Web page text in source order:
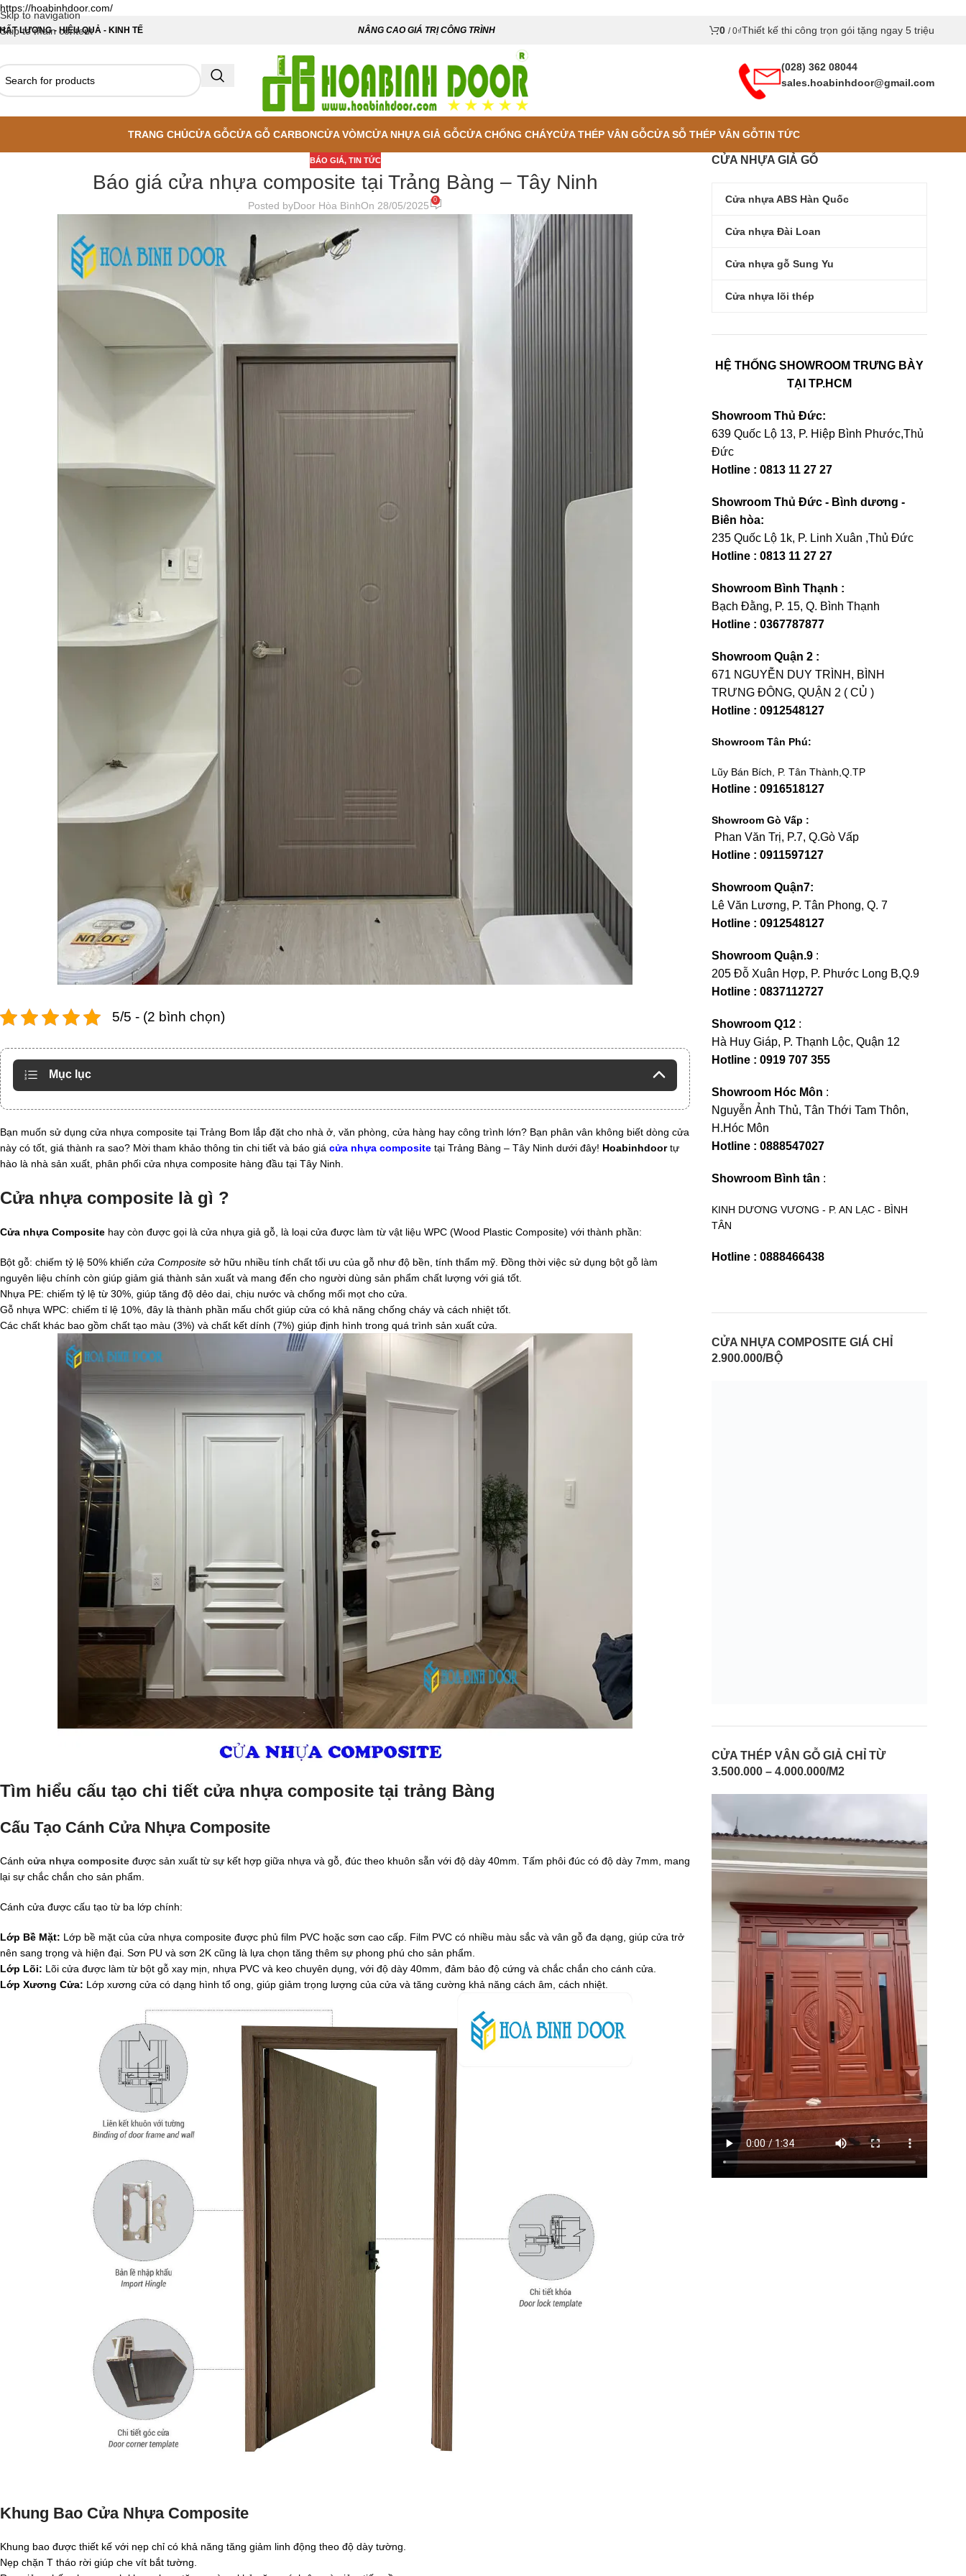
https://hoabinhdoor.com/
Skip to navigation
Skip to main content
LƯỢNG - HIỆU QUẢ - KINH TẾ NÂNG CAO GIÁ TRỊ CÔNG TRÌNH 0 / 0₫Thiết kế thi công trọn gói tặng ngay 5 triệu
(028) 362 08044
sales.hoabinhdoor@gmail.com
TRANG CHỦCỬA GỖCỬA GỖ CARBONCỬA VÒMCỬA NHỰA GIẢ GỖCỬA CHỐNG CHÁYCỬA THÉP VÂN GỖCỬA SỖ THÉP VÂN GỖTIN TỨC
BÁO GIÁ, TIN TỨC
Báo giá cửa nhựa composite tại Trảng Bàng – Tây Ninh
Posted byDoor Hòa BìnhOn 28/05/2025 0
5/5 - (2 bình chọn)
Mục lục
Bạn muốn sử dụng cửa nhựa composite tại Trảng Bom lắp đặt cho nhà ở, văn phòng, cửa hàng hay công trình lớn? Bạn phân vân không biết dòng cửa
này có tốt, giá thành ra sao? Mời tham khảo thông tin chi tiết và báo giá cửa nhựa composite tại Trảng Bàng – Tây Ninh dưới đây! Hoabinhdoortự
hào là nhà sản xuất, phân phối cửa nhựa composite hàng đầu tại Tây Ninh.
Cửa nhựa composite là gì ?
Cửa nhựa Composite hay còn được gọi là cửa nhựa giả gỗ, là loại cửa được làm từ vật liệu WPC (Wood Plastic Composite) với thành phần:
Bột gỗ: chiếm tỷ lệ 50% khiến cửa Composite sở hữu nhiều tính chất tối ưu của gỗ như độ bền, tính thẩm mỹ. Đồng thời việc sử dụng bột gỗ làm
nguyên liệu chính còn giúp giảm giá thành sản xuất và mang đến cho người dùng sản phẩm chất lượng với giá tốt.
Nhựa PE: chiếm tỷ lệ từ 30%, giúp tăng độ dẻo dai, chịu nước và chống mối mọt cho cửa.
Gỗ nhựa WPC: chiếm tỉ lệ 10%, đây là thành phần mấu chốt giúp cửa có khả năng chống cháy và cách nhiệt tốt.
Các chất khác bao gồm chất tạo màu (3%) và chất kết dính (7%) giúp định hình trong quá trình sản xuất cửa.
Tìm hiểu cấu tạo chi tiết cửa nhựa composite tại trảng Bàng
Cấu Tạo Cánh Cửa Nhựa Composite
Cánh cửa nhựa composite được sản xuất từ sự kết hợp giữa nhựa và gỗ, đúc theo khuôn sẵn với độ dày 40mm. Tấm phôi đúc có độ dày 7mm, mang
lại sự chắc chắn cho sản phẩm.
Cánh cửa được cấu tạo từ ba lớp chính:
Lớp Bề Mặt: Lớp bề mặt của cửa nhựa composite được phủ film PVC hoặc sơn cao cấp. Film PVC có nhiều màu sắc và vân gỗ đa dạng, giúp cửa trở
nên sang trọng và hiện đại. Sơn PU và sơn 2K cũng là lựa chọn tăng thêm sự phong phú cho sản phẩm.
Lớp Lõi: Lõi cửa được làm từ bột gỗ xay mịn, nhựa PVC và keo chuyên dụng, với độ dày 40mm, đảm bảo độ cứng và chắc chắn cho cánh cửa.
Lớp Xương Cửa: Lớp xương cửa có dạng hình tổ ong, giúp giảm trọng lượng của cửa và tăng cường khả năng cách âm, cách nhiệt.
Khung Bao Cửa Nhựa Composite
Khung bao được thiết kế với nẹp chỉ có khả năng tăng giảm linh động theo độ dày tường.
Nẹp chặn T tháo rời giúp che vít bắt tường.
CỬA NHỰA GIẢ GỖ
Cửa nhựa ABS Hàn Quốc
Cửa nhựa Đài Loan
Cửa nhựa gỗ Sung Yu
Cửa nhựa lõi thép
HỆ THỐNG SHOWROOM TRƯNG BÀY
TẠI TP.HCM
Showroom Thủ Đức:
639 Quốc Lộ 13, P. Hiệp Bình Phước,Thủ
Đức
Hotline : 0813 11 27 27
Showroom Thủ Đức - Bình dương -
Biên hòa:
235 Quốc Lộ 1k, P. Linh Xuân ,Thủ Đức
Hotline : 0813 11 27 27
Showroom Bình Thạnh :
Bạch Đằng, P. 15, Q. Bình Thạnh
Hotline : 0367787877
Showroom Quận 2 :
671 NGUYỄN DUY TRÌNH, BÌNH
TRƯNG ĐÔNG, QUẬN 2 ( CỦ )
Hotline : 0912548127
Showroom Tân Phú:
Lũy Bán Bích, P. Tân Thành,Q.TP
Hotline : 0916518127
Showroom Gò Vấp :
Phan Văn Trị, P.7, Q.Gò Vấp
Hotline : 0911597127
Showroom Quận7:
Lê Văn Lương, P. Tân Phong, Q. 7
Hotline : 0912548127
Showroom Quận.9 :
205 Đỗ Xuân Hợp, P. Phước Long B,Q.9
Hotline : 0837112727
Showroom Q12 :
Hà Huy Giáp, P. Thạnh Lộc, Quận 12
Hotline : 0919 707 355
Showroom Hóc Môn :
Nguyễn Ảnh Thủ, Tân Thới Tam Thôn,
H.Hóc Môn
Hotline : 0888547027
Showroom Bình tân :
KINH DƯƠNG VƯƠNG - P. AN LẠC - BÌNH
TÂN
Hotline : 0888466438
CỬA NHỰA COMPOSITE GIÁ CHỈ
2.900.000/BỘ
CỬA THÉP VÂN GỖ GIẢ CHỈ TỪ
3.500.000 – 4.000.000/M2